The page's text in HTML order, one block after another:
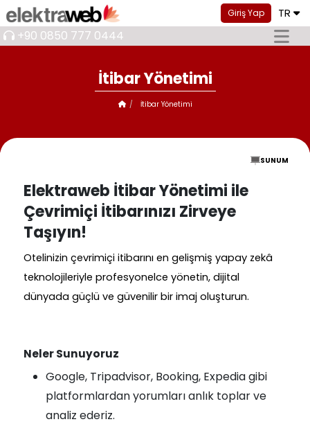
Giriş Yap TR
+90 0850 777 0444
İtibar Yönetimi
İtibar Yönetimi
SUNUM
Elektraweb İtibar Yönetimi ile
Çevrimiçi İtibarınızı Zirveye
Taşıyın!
Otelinizin çevrimiçi itibarını en gelişmiş yapay zekâ
teknolojileriyle profesyonelce yönetin, dijital
dünyada güçlü ve güvenilir bir imaj oluşturun.
Neler Sunuyoruz
Google, Tripadvisor, Booking, Expedia gibi
platformlardan yorumları anlık toplar ve
analiz ederiz.